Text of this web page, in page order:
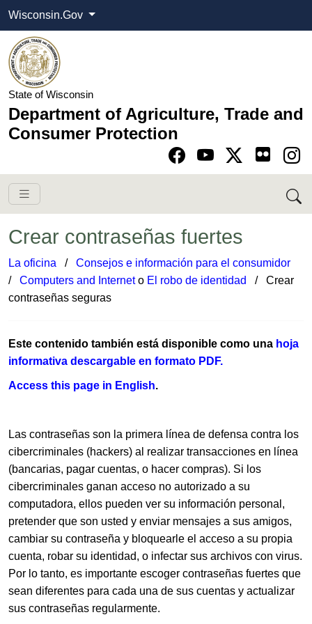
Wisconsin.Gov
State of Wisconsin
Department of Agriculture, Trade and
Consumer Protection
Go to Facebook
Go to YouTube
Go to Twitter-X
Go to Instagram
Crear contraseñas fuertes
La oficina ​ / Consejos e información para el consumidor
/
C​omputers and Interneto​ El robo de identidad
​​​​ / ​Crear
contraseñas seguras
Este contenido también está disponible como una hoja
informativa descargable en formato PDF.​
Access this page in​ E​nglish​.
​​Las contraseñas son la primera línea de defensa contra los
cibercriminales (hackers) al realizar transacciones en línea
(bancarias, pagar cuentas, o hacer compras). Si los
cibercriminales ganan acceso no autorizado a su
computadora, ellos pueden ver su información personal,
pretender que son usted y enviar mensajes a sus amigos,
cambiar su contraseña y bloquearle el acceso a su propia
cuenta, robar su identidad, o infectar sus archivos con virus.
Por lo tanto, es importante escoger contraseñas fuertes que
sean diferentes para cada una de sus cuentas y actualizar
sus contraseñas regularmente.